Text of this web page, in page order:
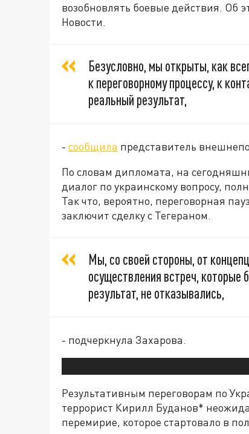
возобновлять боевые действия. Об
Новости.
Безусловно, мы открыты, как
к переговорному процессу, к
реальный результат,
- сообщила представитель
По словам дипломата, на
диалог по украинскому вопросу,
Так что, вероятно, переговорная
заключит сделку с Тегераном.
Мы, со своей стороны, от
осуществления встреч,
результат, не отказывались,
- подчеркнула Захарова.
Результативным переговорам по
террорист Кирилл Буданов*
перемирие, которое стартовало в